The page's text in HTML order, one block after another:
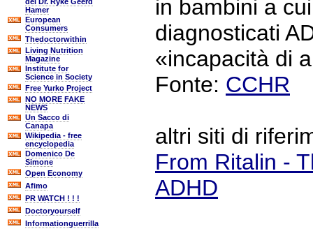
Hamer
European
Consumers
Thedoctorwithin
Living Nutrition
Magazine
Institute for
Science in Society
Free Yurko Project
NO MORE FAKE
NEWS
Un Sacco di
Canapa
Wikipedia - free
encyclopedia
Domenico De
Simone
Open Economy
Afimo
PR WATCH ! ! !
Doctoryourself
Informationguerrilla
in bambini a
diagnosticati
«incapacità di
Fonte: CCHR
altri siti di
From Ritalin -
ADHD